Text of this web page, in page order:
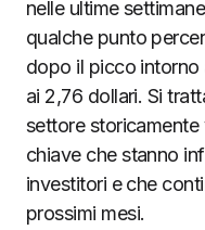
nelle ultime
qualche punto
dopo il picco intorno
ai 2,76 dollari. Si
settore
chiave che stanno
investitori e che
prossimi mesi.